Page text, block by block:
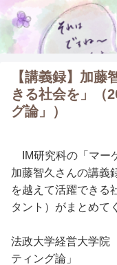
【講義録】加藤
きる社会を」（
グ論」）
IM研究科の「マー
加藤智久さんの講義
を越えて活躍できる
タント）がまとめて
法政大学経営大学
ティング論」